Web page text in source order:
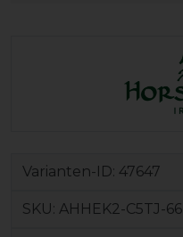
Varianten-ID: 47647
SKU: AHHEK2-C5TJ-66